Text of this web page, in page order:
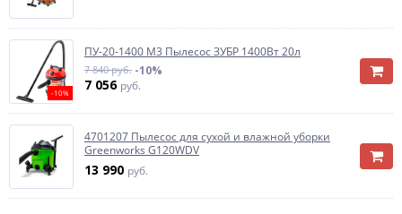
-10%
ПУ-20-1400 М3 Пылесос ЗУБР 1400Вт 20л
7 840 руб. -10%
7 056 руб.
4701207 Пылесос для сухой и влажной уборки
Greenworks G120WDV
13 990 руб.